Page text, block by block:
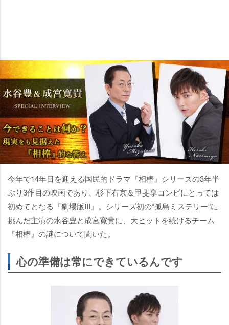
今年で14年目を迎える国民的ドラマ『相棒』シリーズの3年半
ぶり3作目の映画であり、杉下右京＆甲斐享コンビにとっては
初めてとなる『劇場版III』。シリーズ初の“孤島ミステリー”に
挑んだ主演の水谷豊と成宮寛貴に、大ヒットを続けるチーム
『相棒』の謎について聞いた。
心の準備は常にできているんです